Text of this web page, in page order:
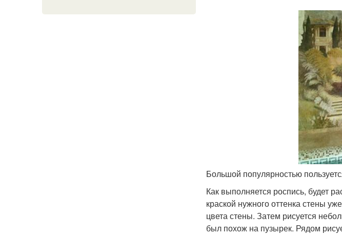
Большой популярностью
Как выполняется роспись, будет
краской нужного оттенка стены
цвета стены. Затем рисуется
был похож на пузырек. Рядом